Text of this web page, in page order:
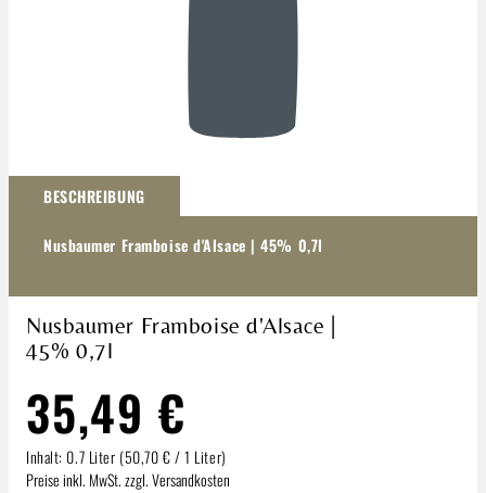
BESCHREIBUNG
Nusbaumer Framboise d'Alsace | 45% 0,7l
Nusbaumer Framboise d'Alsace |
45% 0,7l
35,49 €
Inhalt: 0.7 Liter (50,70 € / 1 Liter)
Preise inkl. MwSt. zzgl. Versandkosten